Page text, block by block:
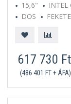
15,6"
INTEL
DOS
FEKETE
617 730 Ft
(486 401 FT + ÁFA)